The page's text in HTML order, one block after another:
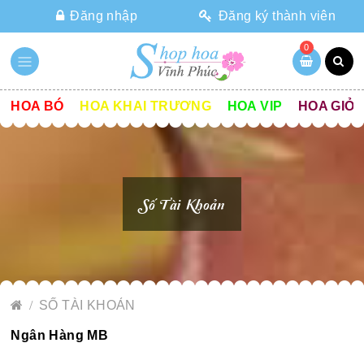
Đăng nhập Đăng ký thành viên
0
HOA BÓ HOA KHAI TRƯƠNG HOA VIP HOA GIỎ
Số Tài Khoản
SỐ TÀI KHOẢN
Ngân Hàng MB